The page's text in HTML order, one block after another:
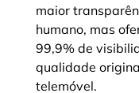
maior
humano, mas
99,9% de
qualidade
telemóvel.